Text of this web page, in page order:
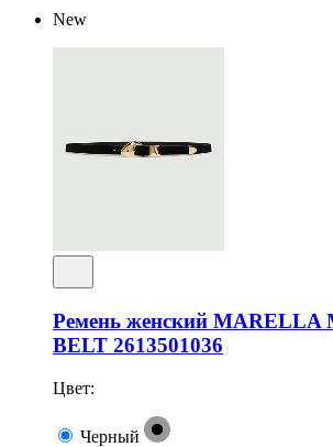
New
Ремень женский MARELLA
BELT 2613501036
Цвет:
Черный